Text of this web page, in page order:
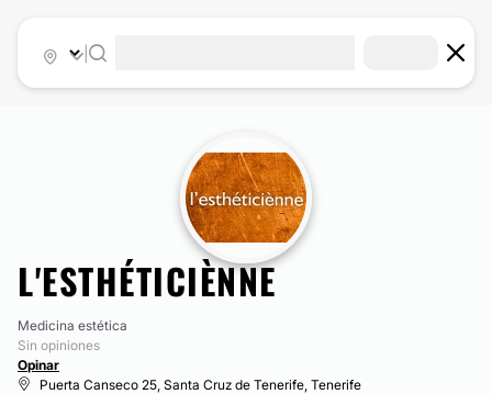
L'ESTHÉTICIÈNNE
Medicina estética
Sin opiniones
Opinar
Puerta Canseco 25, Santa Cruz de Tenerife, Tenerife